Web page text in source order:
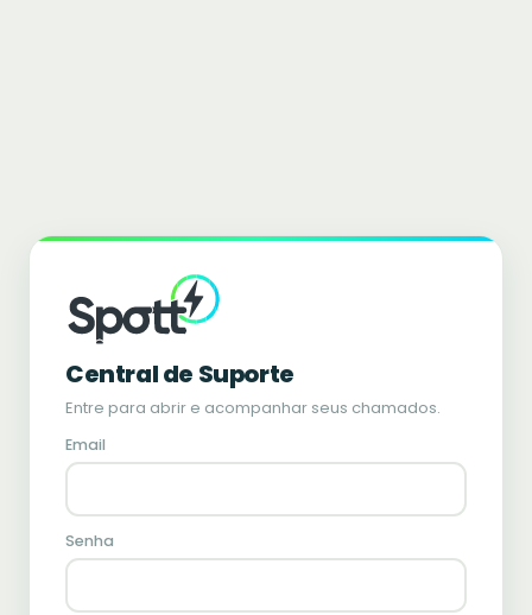
Central de Suporte
Entre para abrir e acompanhar seus chamados.
Email
Senha